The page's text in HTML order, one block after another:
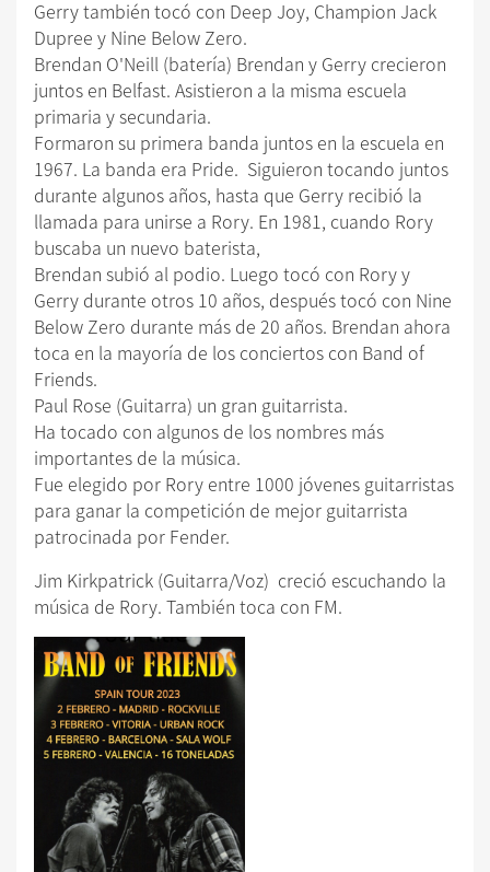
Gerry también tocó con Deep Joy, Champion Jack
Dupree y Nine Below Zero.
Brendan O'Neill (batería) Brendan y Gerry crecieron
juntos en Belfast. Asistieron a la misma escuela
primaria y secundaria.
Formaron su primera banda juntos en la escuela en
1967. La banda era Pride. Siguieron tocando juntos
durante algunos años, hasta que Gerry recibió la
llamada para unirse a Rory. En 1981, cuando Rory
buscaba un nuevo baterista,
Brendan subió al podio. Luego tocó con Rory y
Gerry durante otros 10 años, después tocó con Nine
Below Zero durante más de 20 años. Brendan ahora
toca en la mayoría de los conciertos con Band of
Friends.
Paul Rose (Guitarra) un gran guitarrista.
Ha tocado con algunos de los nombres más
importantes de la música.
Fue elegido por Rory entre 1000 jóvenes guitarristas
para ganar la competición de mejor guitarrista
patrocinada por Fender.
Jim Kirkpatrick (Guitarra/Voz) creció escuchando la
música de Rory. También toca con FM.